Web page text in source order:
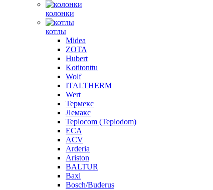
колонки
котлы
Midea
ZOTA
Hubert
Kotitonttu
Wolf
ITALTHERM
Wert
Термекс
Лемакс
Teplocom (Teplodom)
ECA
ACV
Arderia
Ariston
BALTUR
Baxi
Bosch/Buderus